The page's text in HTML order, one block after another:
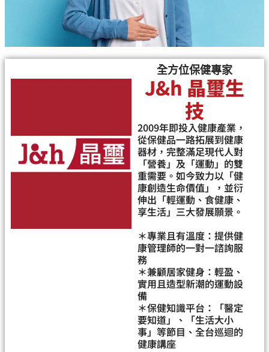
全方位保健專家
J&h 晶璽生
技
2009年即投入健康產業，
從保健品一路拓展到健康
器材，完整滿足現代人對
「營養」及「運動」的雙
重需要。如今致力以「健
康創造生命價值」，並衍
伸出「輕運動、食健康、
享生活」三大發展願景。
＊專業且有溫度：提供健
康管理師的一對一諮詢服
務
＊兼顧居家健身：輕盈、
實用且造型新潮的運動設
備
＊保健知識平台：「醫定
要知道」、「生活大小
事」等節目、全台巡迴的
健康講座